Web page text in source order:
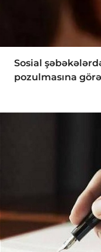
Sosial
pozulmasına